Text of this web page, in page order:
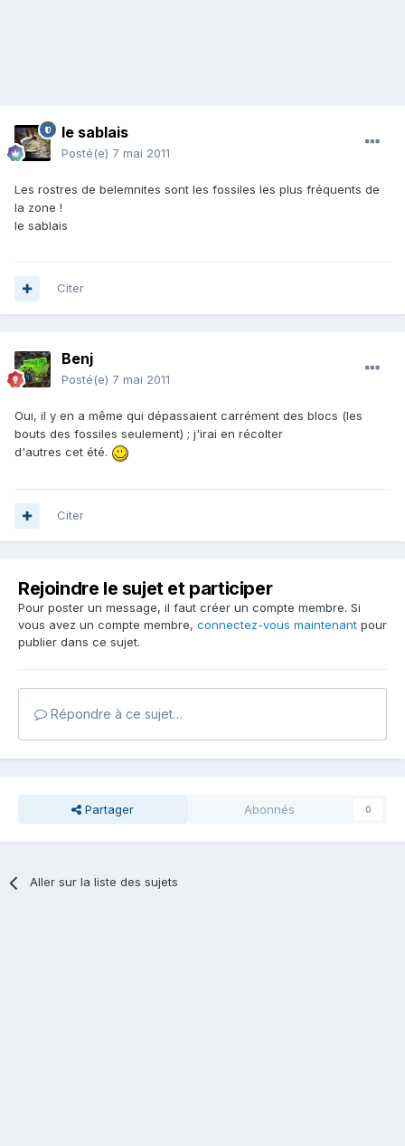
le sablais
Posté(e) 7 mai 2011
Les rostres de belemnites sont les fossiles les plus fréquents de
la zone !
le sablais
Citer
Benj
Posté(e) 7 mai 2011
Oui, il y en a même qui dépassaient carrément des blocs (les
bouts des fossiles seulement) ; j'irai en récolter
d'autres cet été.
Citer
Rejoindre le sujet et participer
Pour poster un message, il faut créer un compte membre. Si
vous avez un compte membre, connectez-vous maintenant pour
publier dans ce sujet.
Répondre à ce sujet…
Partager Abonnés 0
Aller sur la liste des sujets